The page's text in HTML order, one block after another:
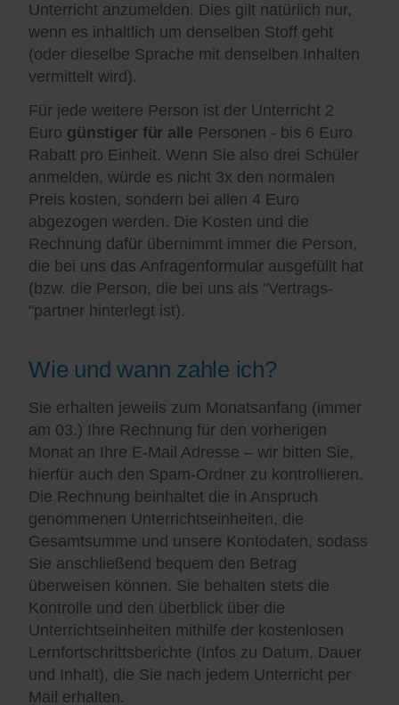
Unterricht anzumelden. Dies gilt natürlich nur,
wenn es inhaltlich um denselben Stoff geht
(oder dieselbe Sprache mit denselben Inhalten
vermittelt wird).
Für jede weitere Person ist der Unterricht 2
Euro günstiger für alle Personen - bis 6 Euro
Rabatt pro Einheit. Wenn Sie also drei Schüler
anmelden, würde es nicht 3x den normalen
Preis kosten, sondern bei allen 4 Euro
abgezogen werden. Die Kosten und die
Rechnung dafür übernimmt immer die Person,
die bei uns das Anfragenformular ausgefüllt hat
(bzw. die Person, die bei uns als "Vertrags-
"partner hinterlegt ist).
Wie und wann zahle ich?
Sie erhalten jeweils zum Monatsanfang (immer
am 03.) Ihre Rechnung für den vorherigen
Monat an Ihre E-Mail Adresse – wir bitten Sie,
hierfür auch den Spam-Ordner zu kontrollieren.
Die Rechnung beinhaltet die in Anspruch
genommenen Unterrichtseinheiten, die
Gesamtsumme und unsere Kontodaten, sodass
Sie anschließend bequem den Betrag
überweisen können. Sie behalten stets die
Kontrolle und den überblick über die
Unterrichtseinheiten mithilfe der kostenlosen
Lernfortschrittsberichte (Infos zu Datum, Dauer
und Inhalt), die Sie nach jedem Unterricht per
Mail erhalten.